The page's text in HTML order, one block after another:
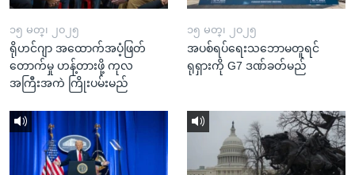
၁၅ မတ္၊ ၂၀၂၅
ရိုဟင်ဂျာ အထောက်အပံ့ဖြတ်
တောက်မှု ဟန့်တားဖို့ ကုလ
အကြီးအကဲ ကြိုးပမ်းမည်
၁၅ မတ္၊ ၂၀၂၅
အပစ်ရပ်ရေးသဘောမတူရင်
ရုရှားကို G7 ဒဏ်ခတ်မည်